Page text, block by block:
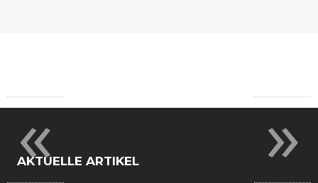
AKTUELLE ARTIKEL »
«